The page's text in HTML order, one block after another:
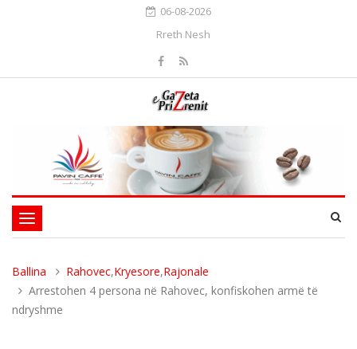
06-08-2026
Rreth Nesh
Toggle
navigation
Ballina Rahovec,Kryesore,Rajonale
Arrestohen 4 persona në Rahovec, konfiskohen armë të
ndryshme